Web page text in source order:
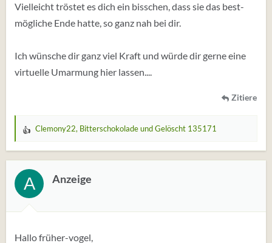
Vielleicht tröstet es dich ein bisschen, dass sie das best-
mögliche Ende hatte, so ganz nah bei dir.
Ich wünsche dir ganz viel Kraft und würde dir gerne eine
virtuelle Umarmung hier lassen....
Zitiere
W
r
t
u
n
n
Clemony22, BitterschokoladeundGelöscht 135171
A Anzeige
Hallo früher-vogel,